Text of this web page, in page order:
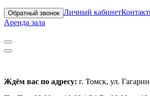
Обратный звонок Личный кабинет
Аренда зала
Ждём вас по адресу: г. Томск, ул.